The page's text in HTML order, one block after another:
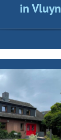
in Vluyn